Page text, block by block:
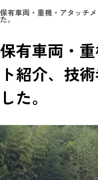
保有車両・重機・アタッチ
た。
保有車両・
ト紹介、技
した。